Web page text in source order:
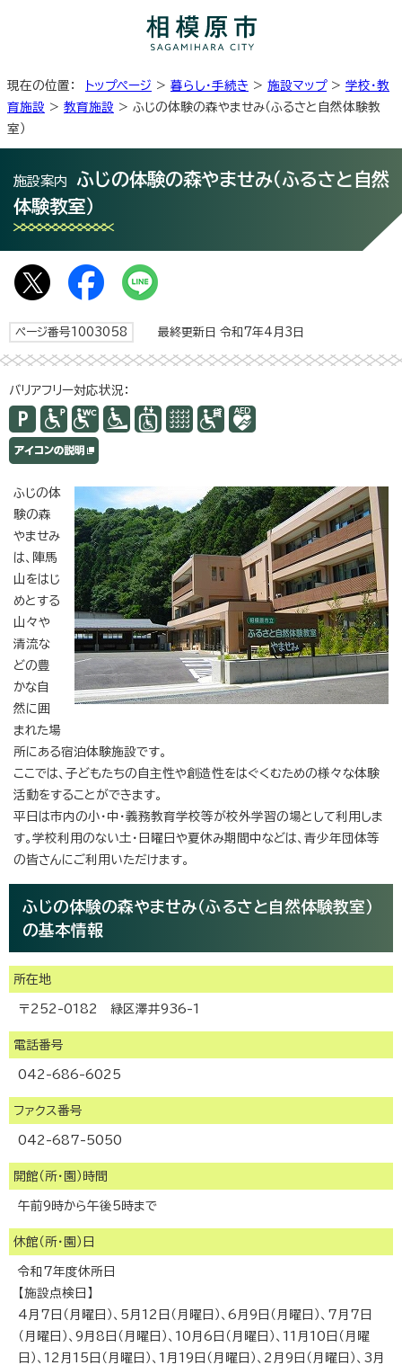
現在の位置： トップページ > 暮らし・手続き > 施設マップ> 学校・教
育施設 > 教育施設 > ふじの体験の森やませみ（ふるさと自然体験教
室）
施設案内 ふじの体験の森やませみ（ふるさと自然
体験教室）
ページ番号1003058 最終更新日 令和7年4月3日
バリアフリー対応状況：
ふじの体
験の森
やませみ
は、陣馬
山をはじ
めとする
山々や
清流な
どの豊
かな自
然に囲
まれた場
所にある宿泊体験施設です。
ここでは、子どもたちの自主性や創造性をはぐくむための様々な体験
活動をすることができます。
平日は市内の小・中・義務教育学校等が校外学習の場として利用しま
す。学校利用のない土・日曜日や夏休み期間中などは、青少年団体等
の皆さんにご利用いただけます。
ふじの体験の森やませみ（ふるさと自然体験教室）
の基本情報
所在地
〒252-0182 緑区澤井936-1
電話番号
042-686-6025
ファクス番号
042-687-5050
開館（所・園）時間
午前9時から午後5時まで
休館（所・園）日
令和7年度休所日
【施設点検日】
4月7日（月曜日）、5月12日（月曜日）、6月9日（月曜日）、7月7日
（月曜日）、9月8日（月曜日）、10月6日（月曜日）、11月10日（月曜
日）、12月15日（月曜日）、1月19日（月曜日）、2月9日（月曜日）、3月